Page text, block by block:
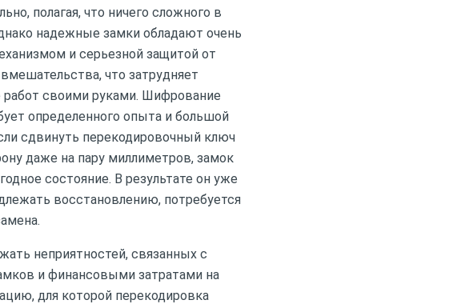
полагая, что ничего сложного в
надежные замки обладают очень
и серьезной защитой от
что затрудняет
работ своими руками. Шифрование
определенного опыта и большой
сдвинуть перекодировочный ключ
даже на пару миллиметров, замок
состояние. В результате он уже
восстановлению, потребуется
неприятностей, связанных с
и финансовыми затратами на
для которой перекодировка